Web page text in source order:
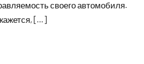
своего автомобиля.
[…]